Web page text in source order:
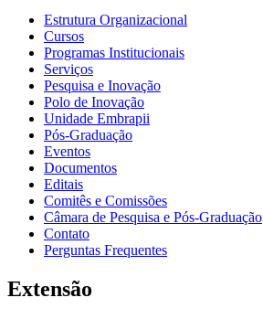
Estrutura Organizacional
Cursos
Programas Institucionais
Serviços
Pesquisa e Inovação
Polo de Inovação
Unidade Embrapii
Pós-Graduação
Eventos
Documentos
Editais
Comitês e Comissões
Câmara de Pesquisa e Pós-Graduação
Contato
Perguntas Frequentes
Extensão